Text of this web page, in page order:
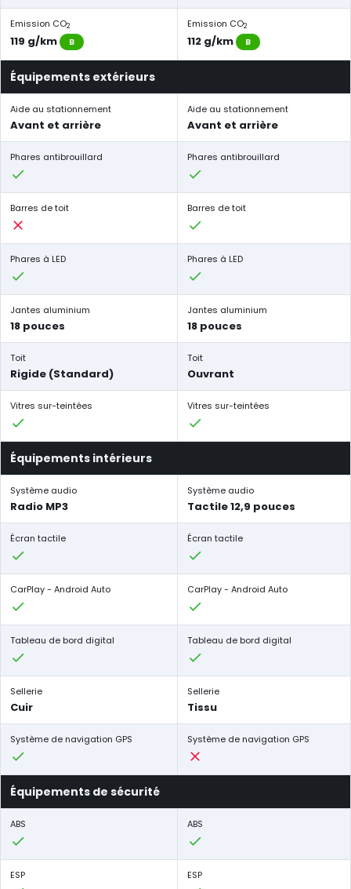
Emission CO2
119 g/km B
Emission CO2
112 g/km B
Équipements extérieurs
Aide au stationnement
Avant et arrière
Aide au stationnement
Avant et arrière
Phares antibrouillard Phares antibrouillard
Barres de toit Barres de toit
Phares à LED Phares à LED
Jantes aluminium
18 pouces
Jantes aluminium
18 pouces
Toit
Rigide (Standard)
Toit
Ouvrant
Vitres sur-teintées Vitres sur-teintées
Équipements intérieurs
Système audio
Radio MP3
Système audio
Tactile 12,9 pouces
Écran tactile Écran tactile
CarPlay - Android Auto CarPlay - Android Auto
Tableau de bord digital Tableau de bord digital
Sellerie
Cuir
Sellerie
Tissu
Système de navigation GPS Système de navigation GPS
Équipements de sécurité
ABS ABS
ESP ESP